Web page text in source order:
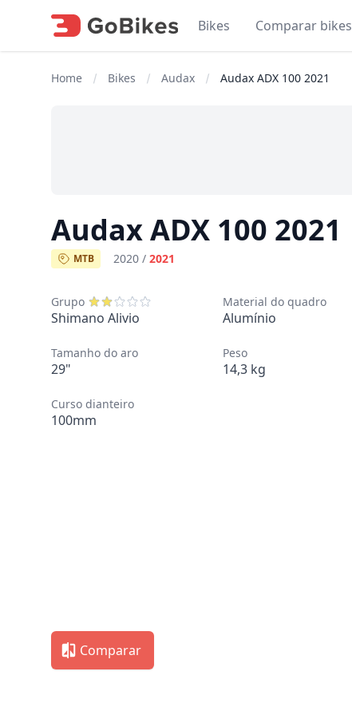
Bikes Comparar bikes
Home Bikes Audax Audax ADX 100 2021
Audax ADX 100 2021
MTB 2020 / 2021
Grupo
Shimano Alivio
Material do quadro
Alumínio
Tamanho do aro
29"
Peso
14,3 kg
Curso dianteiro
100mm
Comparar